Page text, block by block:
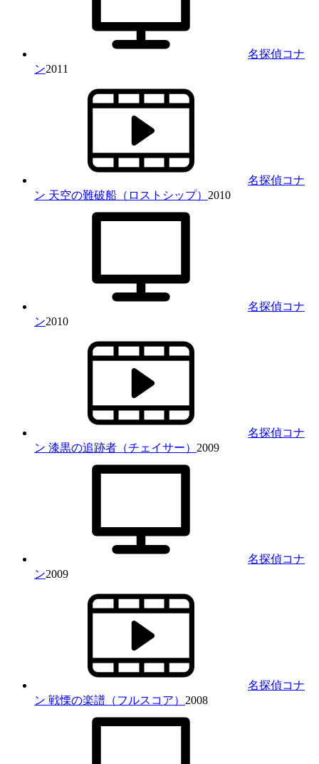
名探偵コナ
ン2011
名探偵コナ
ン 天空の難破船（ロストシップ） 2010
名探偵コナ
ン2010
名探偵コナ
ン 漆黒の追跡者（チェイサー） 2009
名探偵コナ
ン2009
名探偵コナ
ン 戦慄の楽譜（フルスコア） 2008